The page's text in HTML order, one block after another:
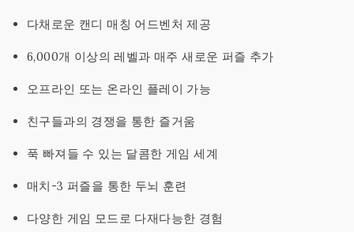
다채로운 캔디 매칭 어드벤처 제공
6,000개 이상의 레벨과 매주 새로운 퍼즐 추가
오프라인 또는 온라인 플레이 가능
친구들과의 경쟁을 통한 즐거움
푹 빠져들 수 있는 달콤한 게임 세계
매치-3 퍼즐을 통한 두뇌 훈련
다양한 게임 모드로 다재다능한 경험